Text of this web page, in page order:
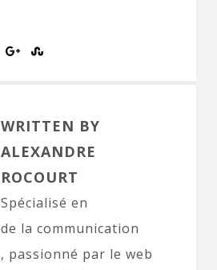
WRITTEN BY
ALEXANDRE
ROCOURT
Spécialisé en
la communication
passionné par le web